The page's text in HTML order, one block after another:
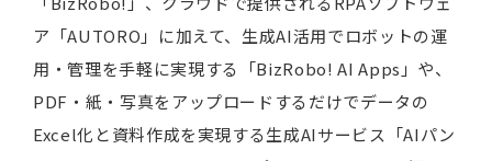
ア「AUTORO」に加えて、生成AI活用でロボットの運
用・管理を手軽に実現する「BizRobo! AI Apps」や、
PDF・紙・写真をアップロードするだけでデータの
Excel化と資料作成を実現する生成AIサービス「AIパン